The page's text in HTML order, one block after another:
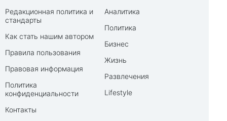
Редакционная политика и
стандарты
Как стать нашим автором
Правила пользования
Правовая информация
Политика
конфиденциальности
Контакты
Аналитика
Политика
Бизнес
Жизнь
Развлечения
Lifestyle